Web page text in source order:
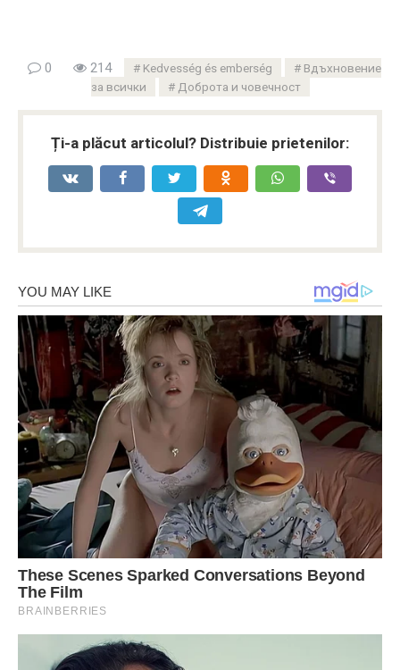
0 214 Kedvesség és emberség
Вдъхновение
за всички
Доброта и човечност
Ți-a plăcut articolul? Distribuie prietenilor: